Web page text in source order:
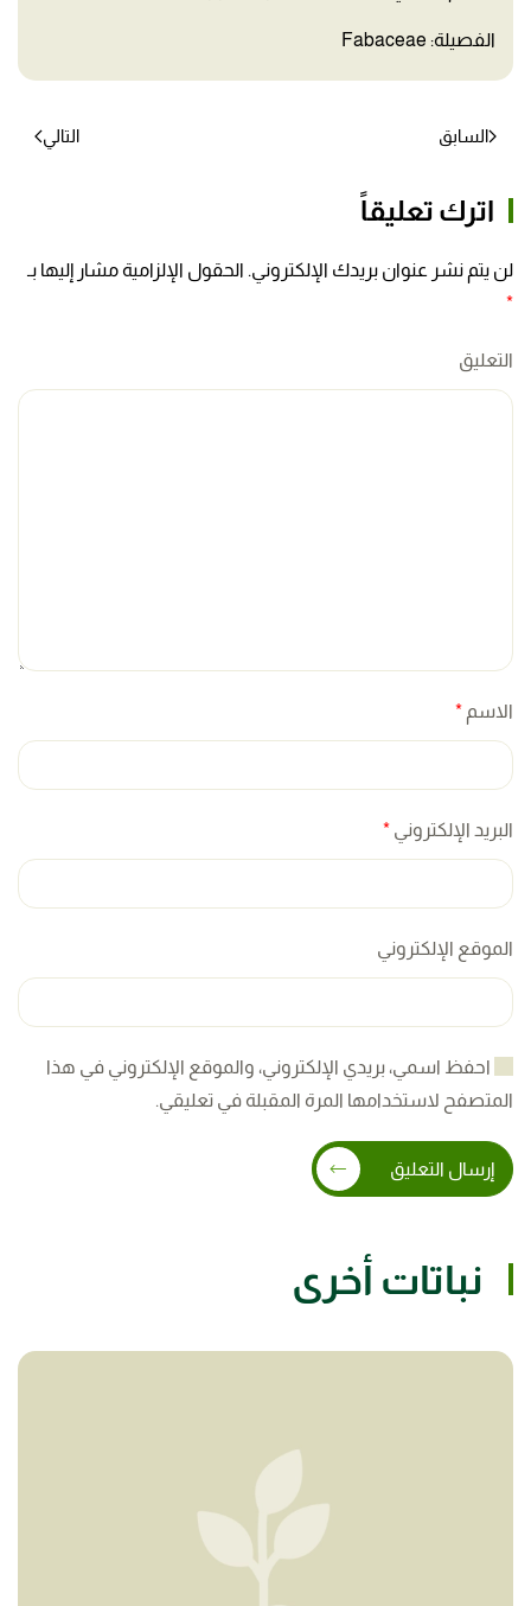
الفصيلة: Fabaceae
السابق التالي
اترك تعليقاً
لن يتم نشر عنوان بريدك الإلكتروني. الحقول الإلزامية مشار إليها بـ
*
التعليق
الاسم *
البريد الإلكتروني *
الموقع الإلكتروني
احفظ اسمي، بريدي الإلكتروني، والموقع الإلكتروني في هذا
المتصفح لاستخدامها المرة المقبلة في تعليقي.
إرسال التعليق
نباتات أخرى